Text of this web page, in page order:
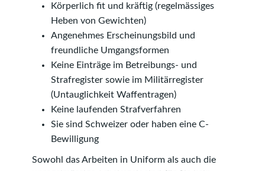
Körperlich fit und kräftig (regelmässiges
Heben von Gewichten)
Angenehmes Erscheinungsbild und
freundliche Umgangsformen
Keine Einträge im Betreibungs- und
Strafregister sowie im Militärregister
(Untauglichkeit Waffentragen)
Keine laufenden Strafverfahren
Sie sind Schweizer oder haben eine C-
Bewilligung
Sowohl das Arbeiten in Uniform als auch die